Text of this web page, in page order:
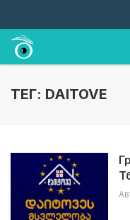
ТЕГ: DAITOVE